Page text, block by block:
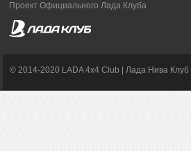
Проект Официального Лада Клуба
© 2014-2020 LADA 4x4 Club | Лада Нива Клуб |